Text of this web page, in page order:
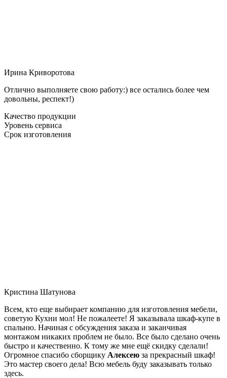
Ирина Криворотова
Отлично выполняете свою работу:) все остались более чем
довольны, респект!)
Качество продукции
Уровень сервиса
Срок изготовления
Кристина Шатунова
Всем, кто еще выбирает компанию для изготовления мебели,
советую Кухни мол! Не пожалеете! Я заказывала шкаф-купе в
спальню. Начиная с обсуждения заказа и заканчивая
монтажом никаких проблем не было. Все было сделано очень
быстро и качественно. К тому же мне ещё скидку сделали!
Огромное спасибо сборщику Алексею за прекрасный шкаф!
Это мастер своего дела! Всю мебель буду заказывать только
здесь.